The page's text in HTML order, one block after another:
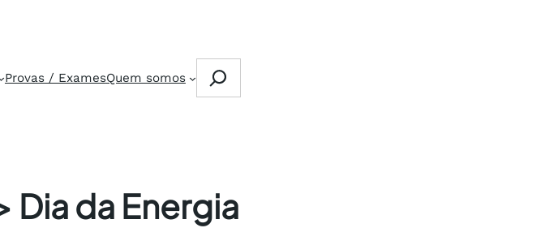
Provas / ExamesQuem somos
Search
Dia da Energia